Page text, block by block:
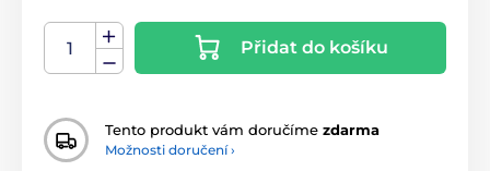
Přidat do košíku
Tento produkt vám doručíme zdarma
Možnosti doručení ›